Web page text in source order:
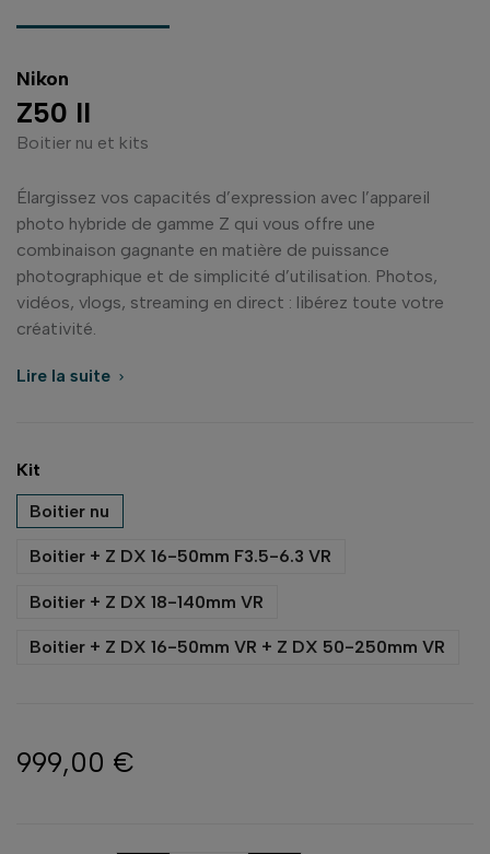
Nikon
Z50 II
Boitier nu et kits
Élargissez vos capacités d’expression avec l’appareil
photo hybride de gamme Z qui vous offre une
combinaison gagnante en matière de puissance
photographique et de simplicité d’utilisation. Photos,
vidéos, vlogs, streaming en direct : libérez toute votre
créativité.
Lire la suite 
Kit
Boitier nu
Boitier + Z DX 16-50mm F3.5-6.3 VR
Boitier + Z DX 18-140mm VR
Boitier + Z DX 16-50mm VR + Z DX 50-250mm VR
999,00 €